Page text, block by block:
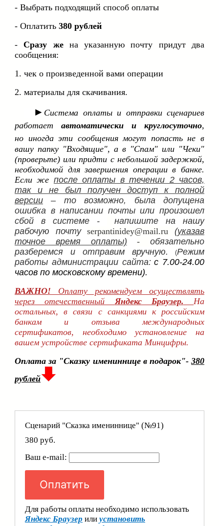
- Выбрать подходящий способ оплаты
- Оплатить 380 рублей
-Сразу же на указанную почту придут два
сообщения:
1. чек о произведенной вами операции
2. материалы для скачивания.
► Система оплаты и отправки сценариев
работает автоматически и круглосуточно,
но иногда эти сообщения могут попасть не в
вашу папку "Входящие", а в "Спам" или "Чеки"
(проверьте) или придти с небольшой задержкой,
необходимой для завершения операции в банке.
Если же после оплаты в течении 2 часов,
так и не был получен доступ к полной
версии – то возможно, была допущена
ошибка в написании почты или произошел
сбой в системе -
напишите на нашу
рабочую почтуserpantinidey@mail.ru(указав
точное время оплаты)
- обязательно
разберемся и отправим вручную.
(Режим
работы администрации сайта: с 7.00-24.00
часов по московскому времени).
ВАЖНО! Оплату рекомендуем осуществлять
через отечественный Яндекс Браузер.
На
остальных, в связи с санкциями к российским
банкам и отзыва международных
сертификатов, необходимо установление на
вашем устройстве сертификата Минцифры.
Оплата за "Сказку имениннице в подарок"- 380
рублей
Сценарий "Сказка имениннице" (№91)
380 руб.
Ваш e-mail:
Оплатить
Для работы оплаты необходимо использовать
Яндекс Браузер или установить